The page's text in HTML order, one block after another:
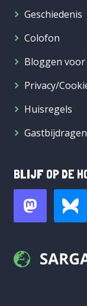
Geschiedenis
Colofon
Bloggen voor
Privacy/
Huisregels
Gastbijdragen
BLIJF OP DE